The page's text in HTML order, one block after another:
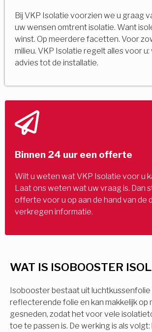
WAT IS ISOBOOSTER
Isobooster bestaat uit luchtkussenfolie
reflecterende folie en kan makkelijk op
gesneden, zodat het voor vele
toe te passen is. De werking is als
Bij VKP Isolatie voorzien we u graag
uw wensen omtrent isolatie. Want
winst. Op meerdere facetten. Voor
milieu. VKP Isolatie regelt alles voor
advies tot de installatie.
Binnen 24 uur een offerte
Wilt u weten wat VKP Isolatie voor u
Laat ons weten wat uw vraag is. Dan
offerte voor u op aan de hand van de
verkregen informatie.